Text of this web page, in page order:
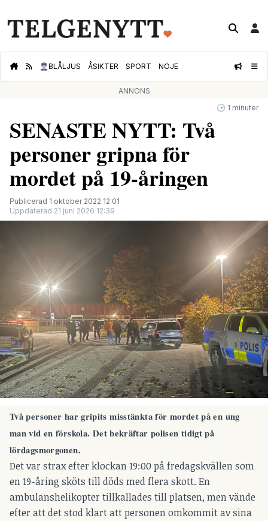
👮🏻‍♂️BLÅLJUS ÅSIKTER SPORT NÖJE
ANNONS
🕝 1 minuter
SENASTE NYTT: Två
personer gripna för
mordet på 19-åringen
Publicerad 1 oktober 2022 12:01
Uppdaterad 21 juni 2026 12:39
Två personer har gripits misstänkta för mordet på en ung
man vid en förskola. Det bekräftar polisen tidigt på
lördagsmorgonen.
Det var strax efter klockan 19:00 på fredagskvällen som
en 19-åring sköts till döds med flera skott. En
ambulanshelikopter tillkallades till platsen, men vände
efter att det stod klart att personen omkommit av sina